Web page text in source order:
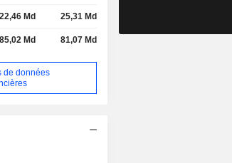
22,46 Md 25,31 Md
85,02 Md 81,07 Md
de données